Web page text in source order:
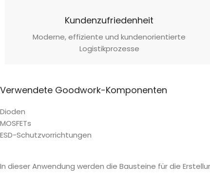
Kundenzufriedenheit
Moderne, effiziente und kundenorientierte
Logistikprozesse
Verwendete Goodwork-Komponenten
Dioden
MOSFETs
ESD-Schutzvorrichtungen
In dieser Anwendung werden die Bausteine für die